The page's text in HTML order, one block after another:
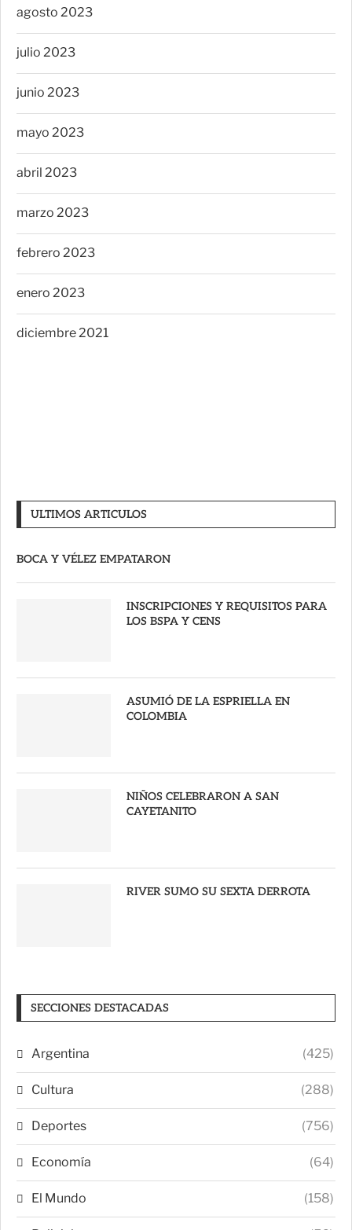
agosto 2023
julio 2023
junio 2023
mayo 2023
abril 2023
marzo 2023
febrero 2023
enero 2023
diciembre 2021
ULTIMOS ARTICULOS
BOCA Y VÉLEZ EMPATARON
INSCRIPCIONES Y REQUISITOS PARA
LOS BSPA Y CENS
ASUMIÓ DE LA ESPRIELLA EN
COLOMBIA
NIÑOS CELEBRARON A SAN
CAYETANITO
RIVER SUMO SU SEXTA DERROTA
SECCIONES DESTACADAS
Argentina (425)
Cultura (288)
Deportes (756)
Economía (64)
El Mundo (158)